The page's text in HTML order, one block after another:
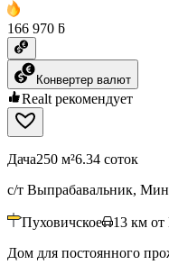
166 970 ƃ
Конвертер валют
Realt рекомендует
Дача250 м²6.34 соток
с/т Выпрабавальник,
Пуховичское 13 км
Дом для постоянного